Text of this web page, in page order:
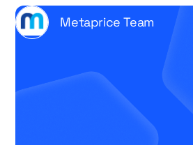
Metaprice Team